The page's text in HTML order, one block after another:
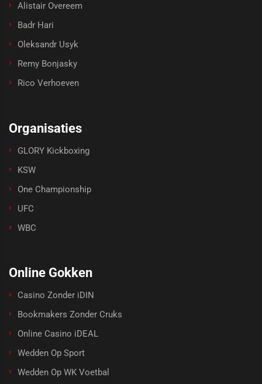
Alistair Overeem
Badr Hari
Oleksandr Usyk
Remy Bonjasky
Rico Verhoeven
Organisaties
GLORY Kickboxing
KSW
One Championship
UFC
WBC
Online Gokken
Casino Zonder iDIN
Bookmakers Zonder Cruks
Online Casino iDEAL
Wedden Op Sport
Wedden Op WK Voetbal